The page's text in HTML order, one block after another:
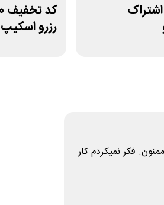
اشتراک
رزرو
فکر نمیکردم کار